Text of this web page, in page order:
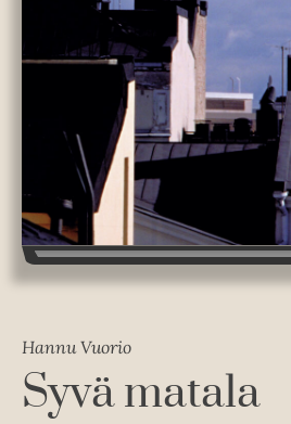
Hannu Vuorio
Syvä matala